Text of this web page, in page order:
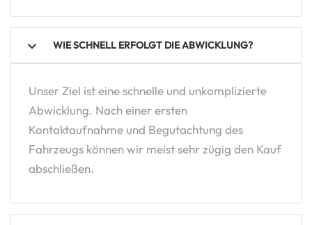
WIE SCHNELL ERFOLGT DIE ABWICKLUNG?
Unser Ziel ist eine schnelle und unkomplizierte
Abwicklung. Nach einer ersten
Kontaktaufnahme und Begutachtung des
Fahrzeugs können wir meist sehr zügig den Kauf
abschließen.